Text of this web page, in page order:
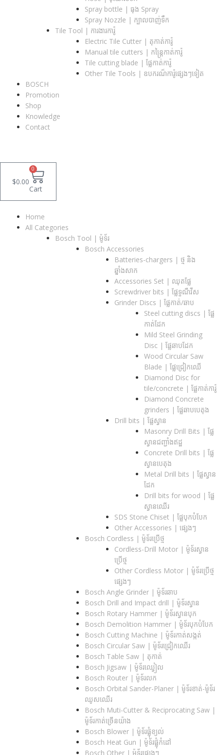
Spray bottle | ធុង Spray
Spray Nozzle | ក្បាលបាញ់ទឹក
Tile Tool | ការងារការ៉ូ
Electric Tile Cutter | តុកាត់ការ៉ូ
Manual tile cutters | កន្ត្រៃកាត់ការ៉ូ
Tile cutting blade | ផ្លែកាត់ការ៉ូ
Other Tile Tools | ឧបករណ៏ការ៉ូផ្សេងៗទៀត
BOSCH
Promotion
Shop
Knowledge
Contact
$0.00
0
Cart
Home
All Categories
Bosch Tool | ម៉ូទ័រ
Bosch Accessories
Batteries-chargers | ថ្ម និង
ឆ្នាំងសាក
Accessories Set | ឈុតផ្លែ
Screwdriver bits | ផ្លែទួណឺវីស
Grinder Discs |​ ផ្លែកាត់/ឆាប
Steel cutting discs |​ ផ្លែ
កាត់ដែក
Mild Steel Grinding
Disc | ផ្លែឆាបដែក
Wood Circular Saw
Blade | ផ្លែជ្រៀកឈើ
Diamond Disc for
tile/concrete​ | ផ្លែកាត់ការ៉ូ
Diamond Concrete
grinders | ផ្លែឆាបបេតុង
Drill bits |​ ផ្លែស្វាន
Masonry Drill Bits |​ ផ្លែ
ស្វានជញ្ជាំងឥដ្ឋ
Concrete Drill bits |​ ផ្លែ
ស្វានបេតុង
Metal Drill bits |​ ផ្លែស្វាន
ដែក
Drill bits for wood |​ ផ្លែ
ស្វានឈើរ
SDS Stone Chiset |​ ផ្លែបុកបំបែក
Other Accessories | ផ្សេងៗ
Bosch Cordless | ម៉ូទ័រប្រើថ្ម
Cordless-Drill Motor | ម៉ូទ័រស្វាន
ប្រើថ្ម
Other Cordless Motor | ម៉ូទ័រប្រើថ្ម
ផ្សេងៗ
Bosch Angle Grinder | ម៉ូទ័រឆាប
Bosch Drill and Impact drill | ម៉ូទ័រស្វាន
Bosch Rotary Hammer | ម៉ូទ័រស្វានបុក
Bosch Demolition Hammer | ម៉ូទ័របុកបំបែក
Bosch Cutting Machine | ម៉ូទ័រកាត់សង្កត់
Bosch Circular Saw | ម៉ូទ័រជ្រៀកឈើរ
Bosch Table Saw | តុកាត់
Bosch Jigsaw | ម៉ូទ័រឈ្វៀល
Bosch Router | ម៉ូទ័រលក
Bosch Orbital Sander-Planer​ | ម៉ូទ័រខាត់-ម៉ូទ័រ
ឈូសឈើរ
Bosch Muti-Cutter & Reciprocating Saw​ |
ម៉ូទ័រកាត់ច្រើនយ៉ាង
Bosch Blower | ម៉ូទ័រផ្លុំខ្យល់
Bosch Heat Gun | ម៉ូទ័រផ្លុំកំដៅ
Bosch Other | ម៉ូទ័រផ្សេងៗ